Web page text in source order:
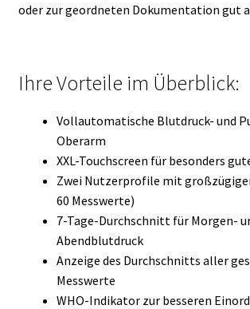
oder zur geordneten Dokumentation gut
Ihre Vorteile im Überblick:
Vollautomatische Blutdruck- und
Oberarm
XXL-Touchscreen für besonders
Zwei Nutzerprofile mit
60 Messwerte)
7-Tage-Durchschnitt für Morgen-
Abendblutdruck
Anzeige des Durchschnitts aller
Messwerte
WHO-Indikator zur besseren